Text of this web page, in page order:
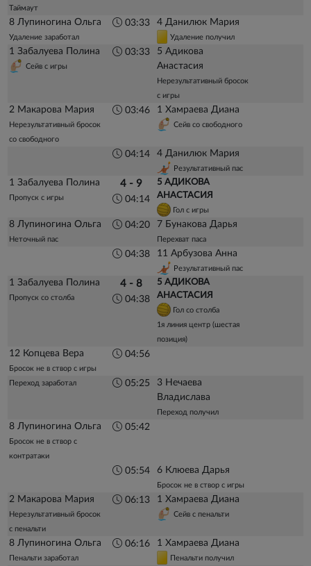
Таймаут
8 Лупиногина Ольга
Удаление заработал
03:33 4 Данилюк Мария
Удаление получил
1 Забалуева Полина
Сейв с игры
03:33
5 Адикова
Анастасия
Нерезультативный бросок
с игры
2 Макарова Мария
Нерезультативный бросок
со свободного
03:46 1 Хамраева Диана
Сейв со свободного
04:14 4 Данилюк Мария
Результативный пас
1 Забалуева Полина
Пропуск с игры
4 - 9
04:14
5 АДИКОВА
АНАСТАСИЯ
Гол с игры
8 Лупиногина Ольга
Неточный пас
04:20 7 Бунакова Дарья
Перехват паса
04:38 11 Арбузова Анна
Результативный пас
1 Забалуева Полина
Пропуск со столба
4 - 8
04:38
5 АДИКОВА
АНАСТАСИЯ
Гол со столба
1я линия центр (шестая
позиция)
12 Копцева Вера
Бросок не в створ с игры
04:56
Переход заработал 05:25
3 Нечаева
Владислава
Переход получил
8 Лупиногина Ольга
Бросок не в створ с
контратаки
05:42
05:54 6 Клюева Дарья
Бросок не в створ с игры
2 Макарова Мария
Нерезультативный бросок
с пенальти
06:13 1 Хамраева Диана
Сейв с пенальти
8 Лупиногина Ольга
Пенальти заработал
06:16 1 Хамраева Диана
Пенальти получил